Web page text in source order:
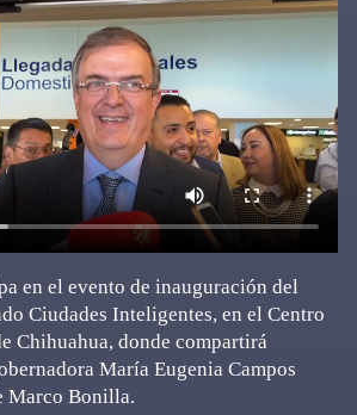
en el evento de inauguración del
Ciudades Inteligentes, en el Centro
Chihuahua, donde compartirá
María Eugenia Campos
Marco Bonilla.